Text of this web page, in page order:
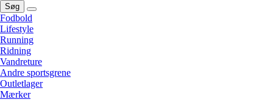
Søg
Fodbold
Lifestyle
Running
Ridning
Vandreture
Andre sportsgrene
Outletlager
Mærker